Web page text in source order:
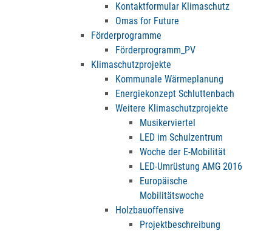
Kontaktformular Klimaschutz
Omas for Future
Förderprogramme
Förderprogramm_PV
Klimaschutzprojekte
Kommunale Wärmeplanung
Energiekonzept Schluttenbach
Weitere Klimaschutzprojekte
Musikerviertel
LED im Schulzentrum
Woche der E-Mobilität
LED-Umrüstung AMG 2016
Europäische
Mobilitätswoche
Holzbauoffensive
Projektbeschreibung